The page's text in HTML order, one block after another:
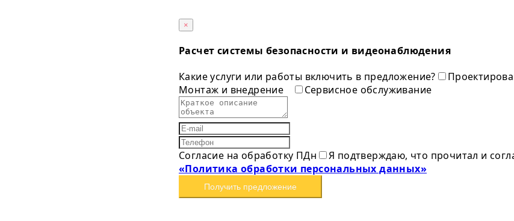
×
Расчет системы безопасности и видеонаблюдения
Какие услуги или работы включить в предложение?
Монтаж и внедрение
Сервисное обслуживание
Согласие на обработку ПДн
Я подтверждаю, что прочитал и
«Политика обработки персональных данных»
Получить предложение